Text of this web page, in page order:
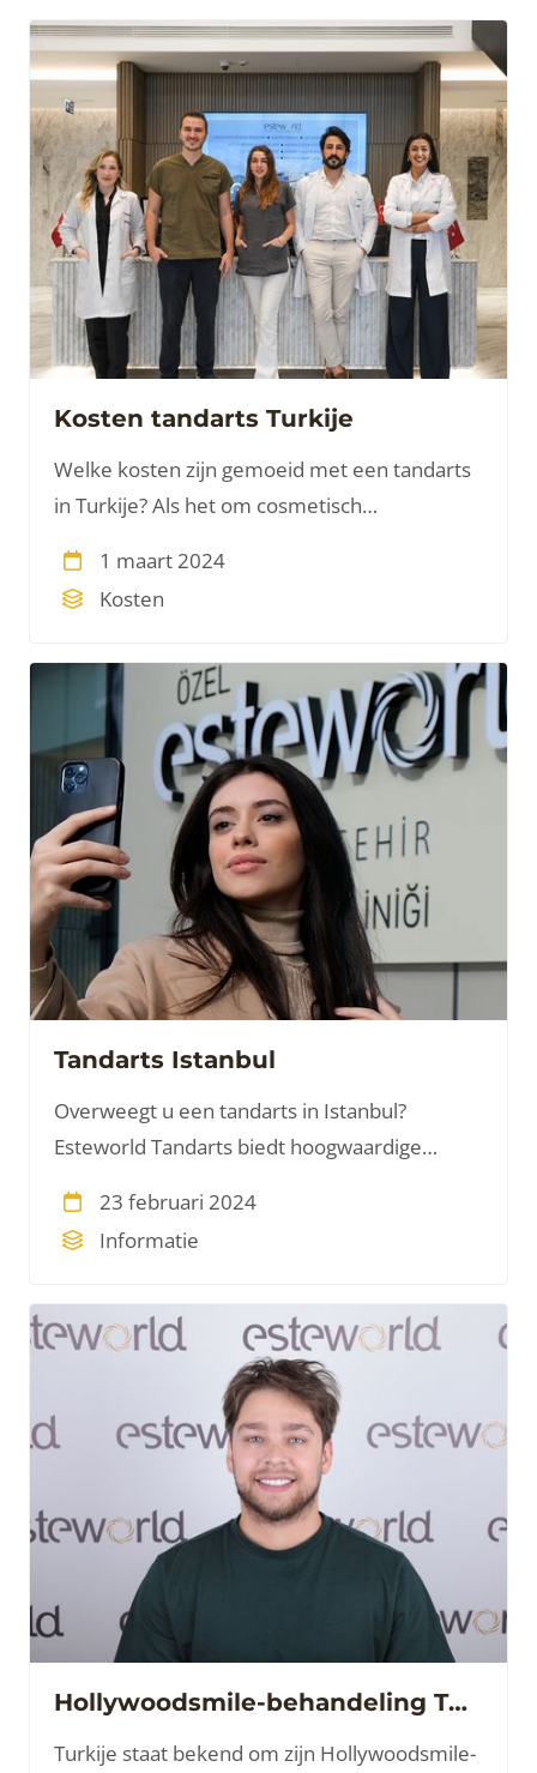
Kosten tandarts Turkije
Welke kosten zijn gemoeid met een tandarts
in Turkije? Als het om cosmetisch
Turkije een aantrekkelijk, betaalbare optie.
1 maart 2024
Kosten
Tandarts Istanbul
Overweegt u een tandarts in Istanbul?
Esteworld Tandarts biedt hoogwaardige
bezoekers in Istanbul, Turkije.
23 februari 2024
Informatie
Hollywoodsmile-behandeling Turkije
Turkije staat bekend om zijn Hollywoodsmile-